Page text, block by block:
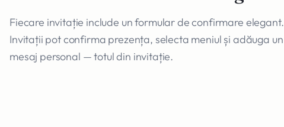
Fiecare invitație include un formular de confirmare elegant.
Invitații pot confirma prezența, selecta meniul și adăuga un
mesaj personal — totul din invitație.